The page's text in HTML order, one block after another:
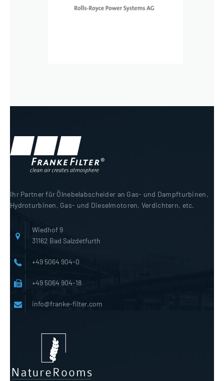
Ihr Partner für Ölnebelabscheider an Gas- und Dampfturbinen,
Hydroturbinen, Gas- und Dieselmotoren, Verdichtern, etc.
Wiedhof 9
31162 Bad Salzdetfurth
+49 5064 904-0
+49 5064 904-18
info@franke-filter.com